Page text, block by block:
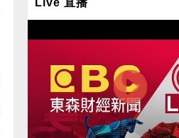
Live 直播